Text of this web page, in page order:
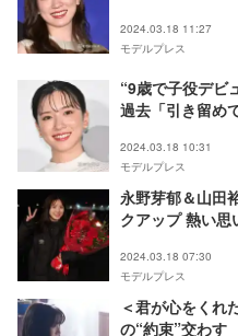
2024.03.18 11:27
モデルプレス
“9歳で子役デビ
過去「引き留め
2024.03.18 10:31
モデルプレス
永野芽郁＆山田
クアップ 熱い思
2024.03.18 07:30
モデルプレス
＜君が心をくれ
の“約束”交わす